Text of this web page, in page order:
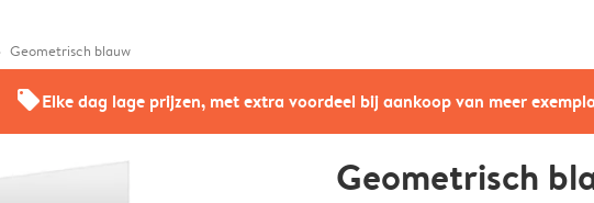
Geometrisch blauw
offersElke dag lage prijzen, met extra voordeel bij aankoop van meer
Geometrisch